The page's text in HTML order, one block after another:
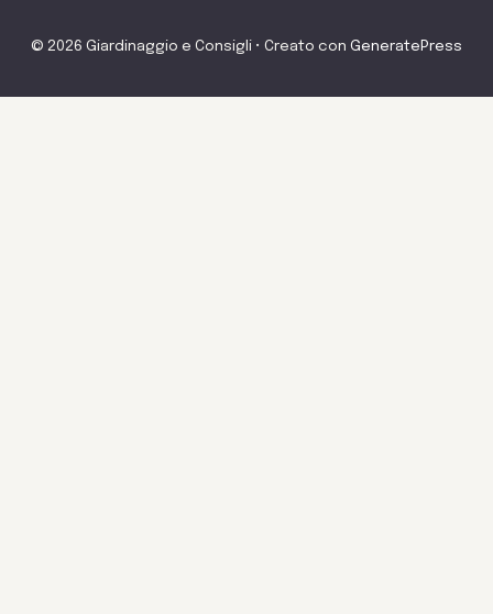
© 2026 Giardinaggio e Consigli • Creato con GeneratePress